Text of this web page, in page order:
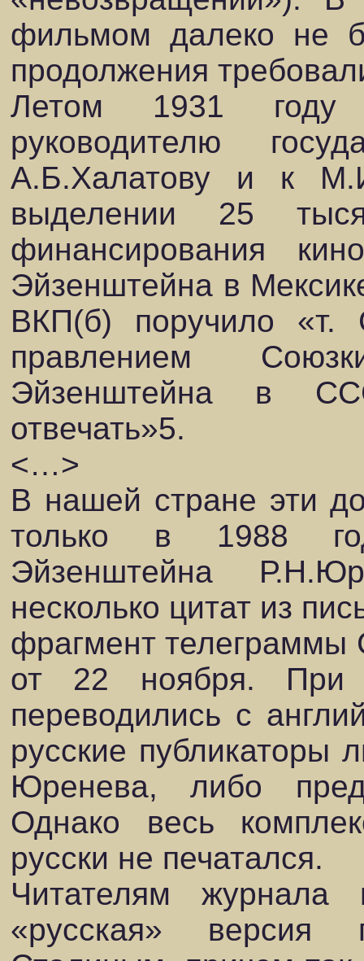
фильмом далеко не
продолжения
Летом 1931 году
руководителю
А.Б.Халатову и к
выделении 25
финансирования
Эйзенштейна в
ВКП(б) поручило «т.
правлением
Эйзенштейна в
отвечать»5.
<…>
В нашей стране эти
только в 1988
Эйзенштейна
несколько цитат из
фрагмент телеграммы
от 22 ноября. При
переводились с
русские публикаторы
Юренева, либо
Однако весь
русски не печатался.
Читателям журнала
«русская» версия